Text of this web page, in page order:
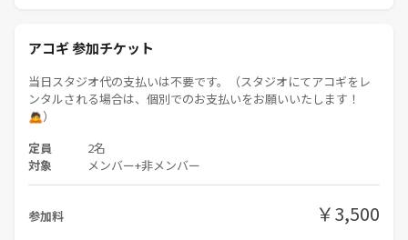
アコギ 参加チケット
当日スタジオ代の支払いは不要です。（スタジオにてアコギをレ
ンタルされる場合は、個別でのお支払いをお願いいたします！
🙇）
定員 2名
対象 メンバー+非メンバー
参加料 ￥3,500